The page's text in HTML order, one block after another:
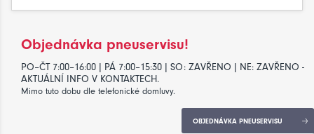
Objednávka pneuservisu!
PO–ČT 7:00–16:00 | PÁ 7:00–15:30 | SO: ZAVŘENO | NE: ZAVŘENO -
AKTUÁLNÍ INFO V KONTAKTECH.
Mimo tuto dobu dle telefonické domluvy.
OBJEDNÁVKA PNEUSERVISU